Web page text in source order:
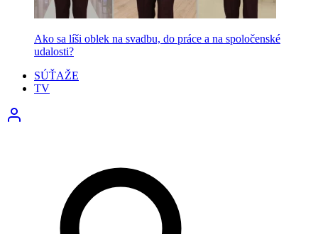
Ako sa líši oblek na svadbu, do práce a na spoločenské
udalosti?
SÚŤAŽE
TV